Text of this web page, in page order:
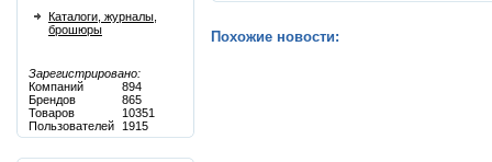
Каталоги, журналы,
брошюры
Зарегистрировано:
Компаний
894
Брендов
865
Товаров
10351
Пользователей
1915
Похожие новости: